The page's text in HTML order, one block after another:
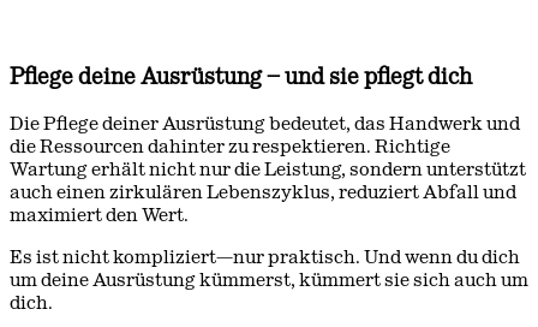
Pflege deine Ausrüstung – und sie pflegt dich
Die Pflege deiner Ausrüstung bedeutet, das Handwerk und
die Ressourcen dahinter zu respektieren. Richtige
Wartung erhält nicht nur die Leistung, sondern unterstützt
auch einen zirkulären Lebenszyklus, reduziert Abfall und
maximiert den Wert.
Es ist nicht kompliziert—nur praktisch. Und wenn du dich
um deine Ausrüstung kümmerst, kümmert sie sich auch um
dich.